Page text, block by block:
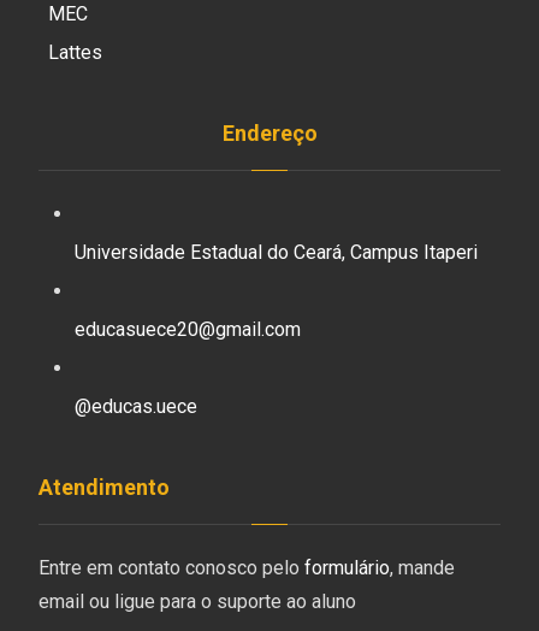
MEC
Lattes
Endereço
Universidade Estadual do Ceará, Campus Itaperi
educasuece20@gmail.com
@educas.uece
Atendimento
Entre em contato conosco peloformulário, mande
email ou ligue para o suporte ao aluno